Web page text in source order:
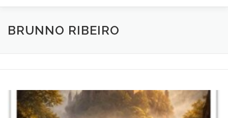
HISTORIA DOJOS INSTRUCTORES
BRUNNO RIBEIRO